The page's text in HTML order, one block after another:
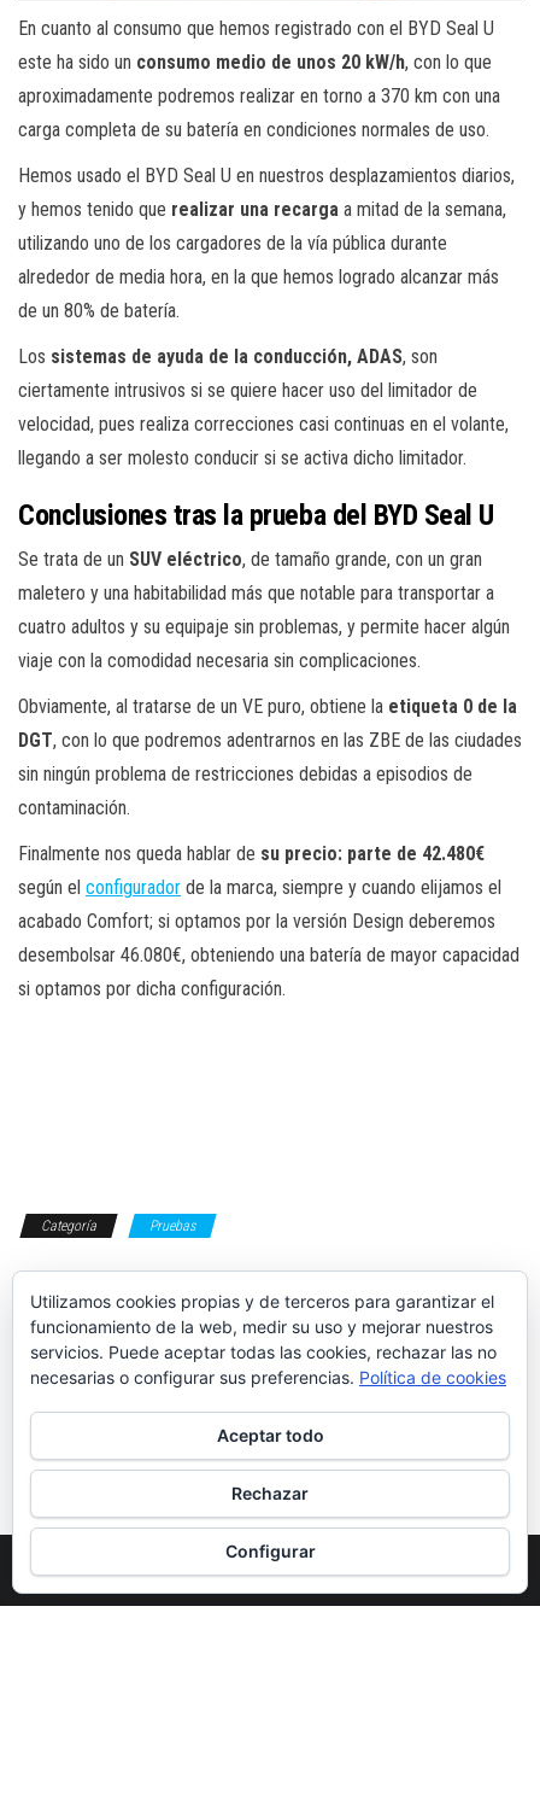
En cuanto al consumo que hemos registrado con el BYD Seal U
este ha sido un consumo medio de unos 20 kW/h, con lo que
aproximadamente podremos realizar en torno a 370 km con una
carga completa de su batería en condiciones normales de uso.
Hemos usado el BYD Seal U en nuestros desplazamientos diarios,
y hemos tenido que realizar una recarga a mitad de la semana,
utilizando uno de los cargadores de la vía pública durante
alrededor de media hora, en la que hemos logrado alcanzar más
de un 80% de batería.
Los sistemas de ayuda de la conducción, ADAS, son
ciertamente intrusivos si se quiere hacer uso del limitador de
velocidad, pues realiza correcciones casi continuas en el volante,
llegando a ser molesto conducir si se activa dicho limitador.
Conclusiones tras la prueba del BYD Seal U
Se trata de un SUV eléctrico, de tamaño grande, con un gran
maletero y una habitabilidad más que notable para transportar a
cuatro adultos y su equipaje sin problemas, y permite hacer algún
viaje con la comodidad necesaria sin complicaciones.
Obviamente, al tratarse de un VE puro, obtiene la etiqueta 0 de la
DGT, con lo que podremos adentrarnos en las ZBE de las ciudades
sin ningún problema de restricciones debidas a episodios de
contaminación.
Finalmente nos queda hablar de su precio: parte de 42.480€
según el configurador de la marca, siempre y cuando elijamos el
acabado Comfort; si optamos por la versión Design deberemos
desembolsar 46.080€, obteniendo una batería de mayor capacidad
si optamos por dicha configuración.
Categoría Pruebas
eléctrico SUV
Prueba: Polestar
Performance
1.5 Hybrid 160
Funciona gracias aWordPress |Tema:Envo Magazine
Utilizamos cookies propias y de terceros para garantizar el
funcionamiento de la web, medir su uso y mejorar nuestros
servicios. Puede aceptar todas las cookies, rechazar las no
necesarias o configurar sus preferencias. Política de cookies
Aceptar todo
Rechazar
Configurar